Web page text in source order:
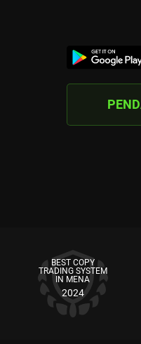
BEST COPY
TRADING SYSTEM
IN MENA
2024